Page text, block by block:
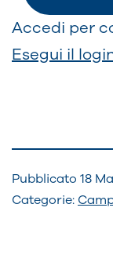
Accedi per
Esegui il
Pubblicato 18
Categorie: